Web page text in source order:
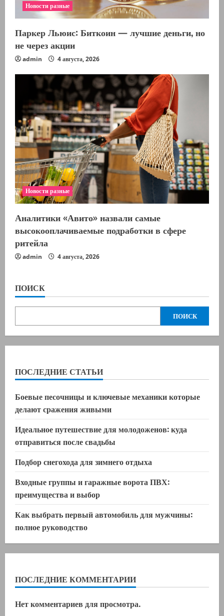
Новости разные
Паркер Льюис: Биткоин — лучшие деньги, но
не через акции
admin 4 августа, 2026
Новости разные
Аналитики «Авито» назвали самые
высокооплачиваемые подработки в сфере
ритейла
admin 4 августа, 2026
ПОИСК
ПОИСК
ПОСЛЕДНИЕ СТАТЬИ
Боевые песочницы и ключевые механики которые
делают сражения живыми
Идеальное путешествие для молодоженов: куда
отправиться после свадьбы
Подбор снегохода для зимнего отдыха
Входные группы и гаражные ворота ПВХ:
преимущества и выбор
Как выбрать первый автомобиль для мужчины:
полное руководство
ПОСЛЕДНИЕ КОММЕНТАРИИ
Нет комментариев для просмотра.